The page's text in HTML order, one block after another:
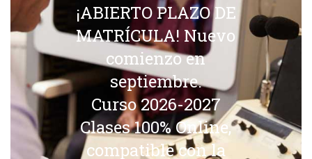
¡ABIERTO PLAZO DE
MATRÍCULA! Nuevo
comienzo en
septiembre.
Curso 2026-2027
Clases 100% Online,
compatible con la